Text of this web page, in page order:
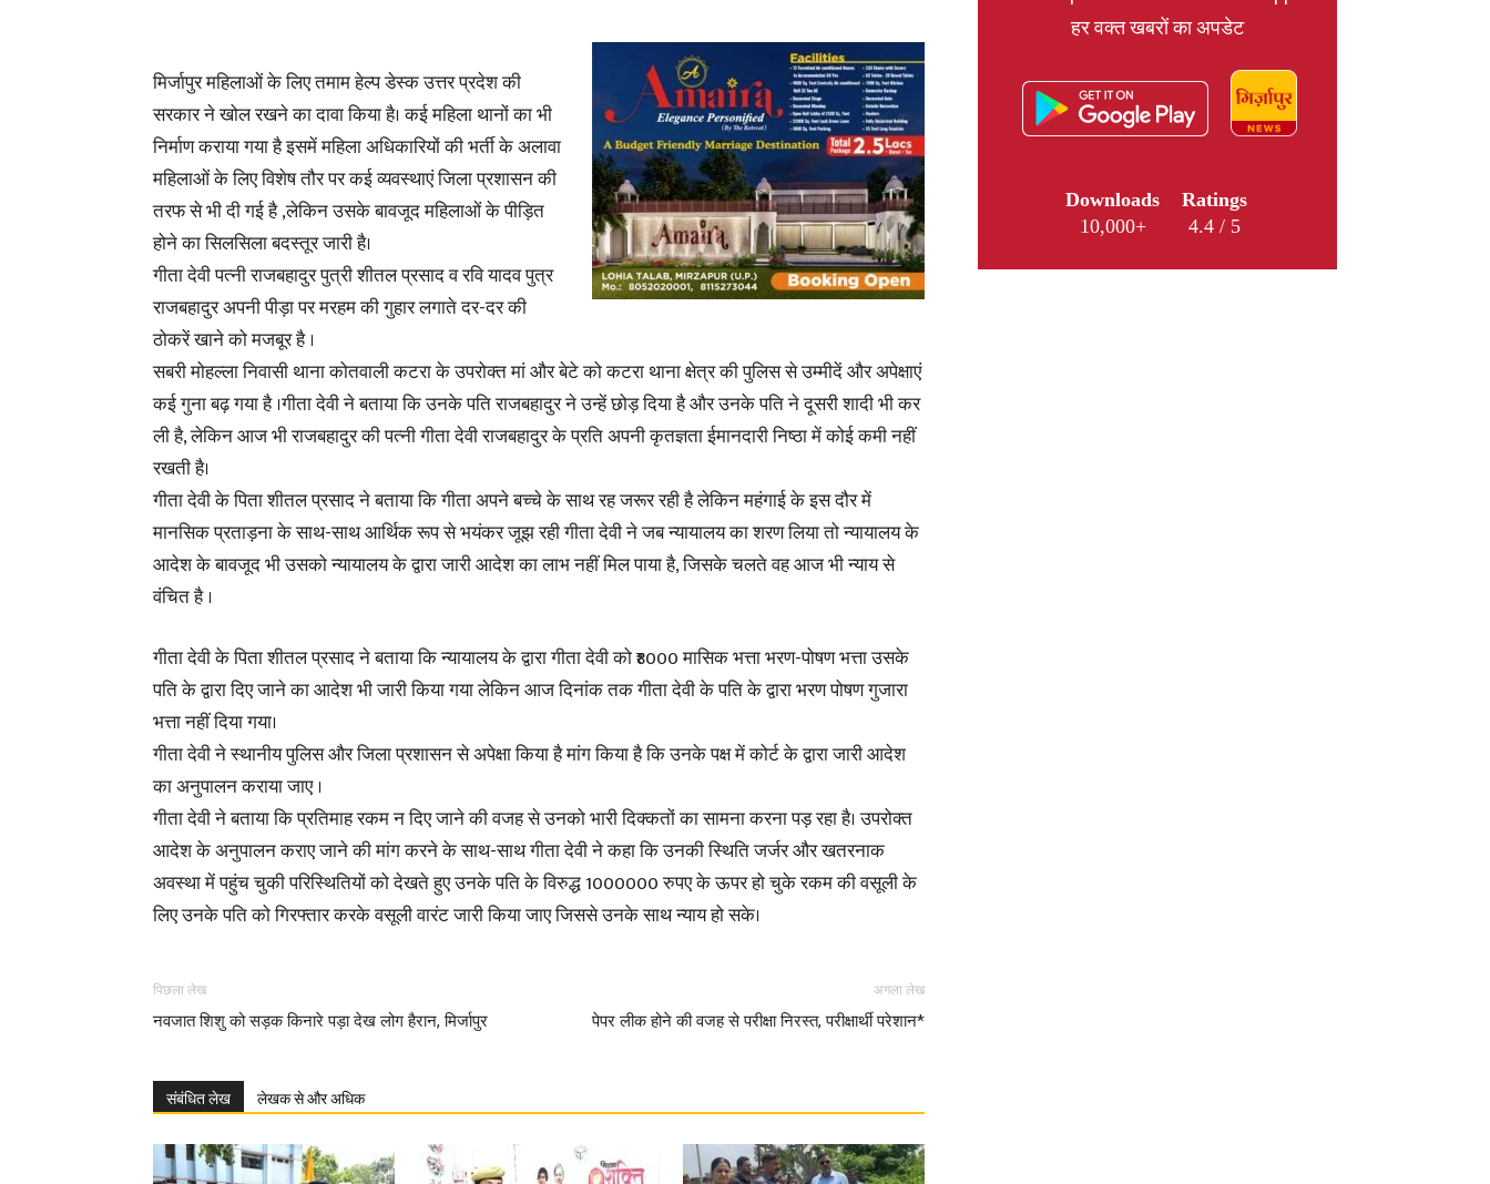
News,
Latest
News
in
Hindi,
Today
मिर्जापुर महिलाओं के लिए तमाम हेल्प डेस्क उत्तर प्रदेश की
सरकार ने खोल रखने का दावा किया है। कई महिला थानों का भी
निर्माण कराया गया है इसमें महिला अधिकारियों की भर्ती के अलावा
महिलाओं के लिए विशेष तौर पर कई व्यवस्थाएं जिला प्रशासन की
तरफ से भी दी गई है ,लेकिन उसके बावजूद महिलाओं के पीड़ित
होने का सिलसिला बदस्तूर जारी है।
गीता देवी पत्नी राजबहादुर पुत्री शीतल प्रसाद व रवि यादव पुत्र
राजबहादुर अपनी पीड़ा पर मरहम की गुहार लगाते दर-दर की
ठोकरें खाने को मजबूर है ।
सबरी मोहल्ला निवासी थाना कोतवाली कटरा के उपरोक्त मां और बेटे को कटरा थाना क्षेत्र की पुलिस से उम्मीदें और अपेक्षाएं
कई गुना बढ़ गया है ।गीता देवी ने बताया कि उनके पति राजबहादुर ने उन्हें छोड़ दिया है और उनके पति ने दूसरी शादी भी कर
ली है, लेकिन आज भी राजबहादुर की पत्नी गीता देवी राजबहादुर के प्रति अपनी कृतज्ञता ईमानदारी निष्ठा में कोई कमी नहीं
रखती है।
गीता देवी के पिता शीतल प्रसाद ने बताया कि गीता अपने बच्चे के साथ रह जरूर रही है लेकिन महंगाई के इस दौर में
मानसिक प्रताड़ना के साथ-साथ आर्थिक रूप से भयंकर जूझ रही गीता देवी ने जब न्यायालय का शरण लिया तो न्यायालय के
आदेश के बावजूद भी उसको न्यायालय के द्वारा जारी आदेश का लाभ नहीं मिल पाया है, जिसके चलते वह आज भी न्याय से
वंचित है ।
गीता देवी के पिता शीतल प्रसाद ने बताया कि न्यायालय के द्वारा गीता देवी को ₹8000 मासिक भत्ता भरण-पोषण भत्ता उसके
पति के द्वारा दिए जाने का आदेश भी जारी किया गया लेकिन आज दिनांक तक गीता देवी के पति के द्वारा भरण पोषण गुजारा
भत्ता नहीं दिया गया।
गीता देवी ने स्थानीय पुलिस और जिला प्रशासन से अपेक्षा किया है मांग किया है कि उनके पक्ष में कोर्ट के द्वारा जारी आदेश
का अनुपालन कराया जाए ।
गीता देवी ने बताया कि प्रतिमाह रकम न दिए जाने की वजह से उनको भारी दिक्कतों का सामना करना पड़ रहा है। उपरोक्त
आदेश के अनुपालन कराए जाने की मांग करने के साथ-साथ गीता देवी ने कहा कि उनकी स्थिति जर्जर और खतरनाक
अवस्था में पहुंच चुकी परिस्थितियों को देखते हुए उनके पति के विरुद्ध 1000000 रुपए के ऊपर हो चुके रकम की वसूली के
लिए उनके पति को गिरफ्तार करके वसूली वारंट जारी किया जाए जिससे उनके साथ न्याय हो सके।
पिछला लेख
नवजात शिशु को सड़क किनारे पड़ा देख लोग हैरान, मिर्जापुर
अगला लेख
पेपर लीक होने की वजह से परीक्षा निरस्त, परीक्षार्थी परेशान*
संबंधित लेख लेखक से और अधिक
हर वक्त खबरों का अपडेट
Downloads
10,000+
Ratings
4.4 / 5